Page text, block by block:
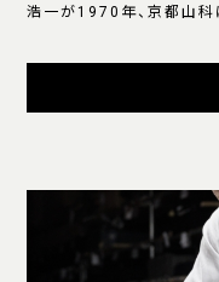
浩一が1970年、京都山科